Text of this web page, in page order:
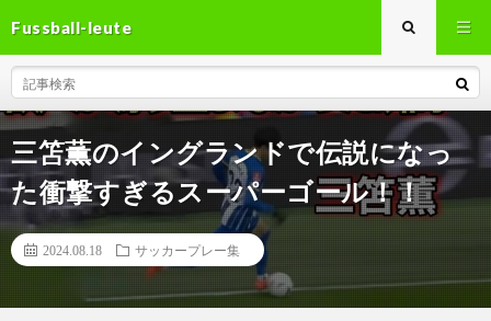
Fussball-leute
三笘薫のイングランドで伝説になっ
た衝撃すぎるスーパーゴール！！
2024.08.18 サッカープレー集